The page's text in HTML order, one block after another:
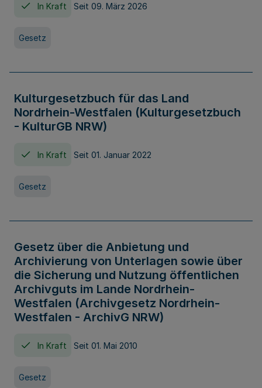
In Kraft Seit 09. März 2026
Gesetz
Kulturgesetzbuch für das Land
Nordrhein-Westfalen (Kulturgesetzbuch
- KulturGB NRW)
In Kraft Seit 01. Januar 2022
Gesetz
Gesetz über die Anbietung und
Archivierung von Unterlagen sowie über
die Sicherung und Nutzung öffentlichen
Archivguts im Lande Nordrhein-
Westfalen (Archivgesetz Nordrhein-
Westfalen - ArchivG NRW)
In Kraft Seit 01. Mai 2010
Gesetz